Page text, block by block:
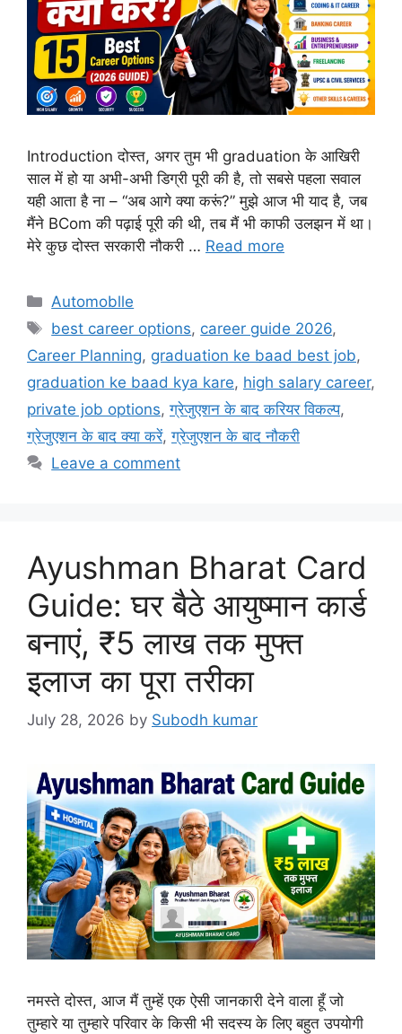
Introduction दोस्त, अगर तुम भी graduation के आखिरी
साल में हो या अभी-अभी डिग्री पूरी की है, तो सबसे पहला सवाल
यही आता है ना – “अब आगे क्या करूं?” मुझे आज भी याद है, जब
मैंने BCom की पढ़ाई पूरी की थी, तब मैं भी काफी उलझन में था।
मेरे कुछ दोस्त सरकारी नौकरी … Read more
Automoblle
best career options, career guide 2026,
Career Planning, graduation ke baad best job,
graduation ke baad kya kare, high salary career,
private job options,ग्रेजुएशन के बाद करियर विकल्प,
ग्रेजुएशन के बाद क्या करें,ग्रेजुएशन के बाद नौकरी
Leave a comment
Ayushman Bharat Card
Guide: घर बैठे आयुष्मान कार्ड
बनाएं, ₹5 लाख तक मुफ्त
इलाज का पूरा तरीका
July 28, 2026 by Subodh kumar
नमस्ते दोस्त, आज मैं तुम्हें एक ऐसी जानकारी देने वाला हूँ जो
तुम्हारे या तुम्हारे परिवार के किसी भी सदस्य के लिए बहुत उपयोगी